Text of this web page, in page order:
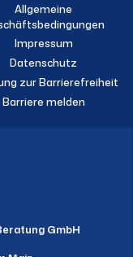
Allgemeine
Impressum
Datenschutz
zur Barrierefreiheit
Barriere melden
GmbH